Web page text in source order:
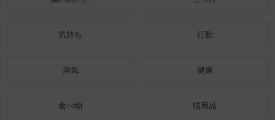
気持ち 行動
病気 健康
食べ物 猫用品